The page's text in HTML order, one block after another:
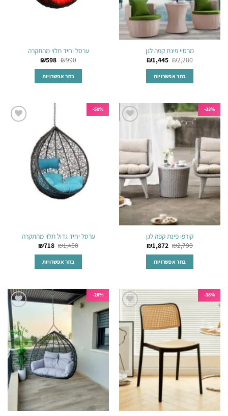
המוצר
המוצר
מרסיי פינת קפה לגן
₪2,280
₪1,445
בחר אפשרויות
יש
מספר
סוגים.
לבחור
את
האפשרויות
בעמוד
המוצר
ערסל יחיד תלוי מהתקרה
₪990
₪598
בחר אפשרויות
יש
מספר
סוגים.
ניתן
לבחור
את
האפשרויות
בעמוד
המוצר
33%-
המשאלות
קורפו פינת קפה לגן
₪2,790
₪1,872
בחר אפשרויות
יש
מספר
סוגים.
ניתן
לבחור
את
האפשרויות
בעמוד
המוצר
50%-
ערסל יחיד גדול תלוי מהתקרה
₪1,450
₪718
בחר אפשרויות
יש
מספר
סוגים.
ניתן
לבחור
את
האפשרויות
בעמוד
המוצר
38%-
הוסף
לרשימת
המשאלות
28%-
לרשימת
המשאלות